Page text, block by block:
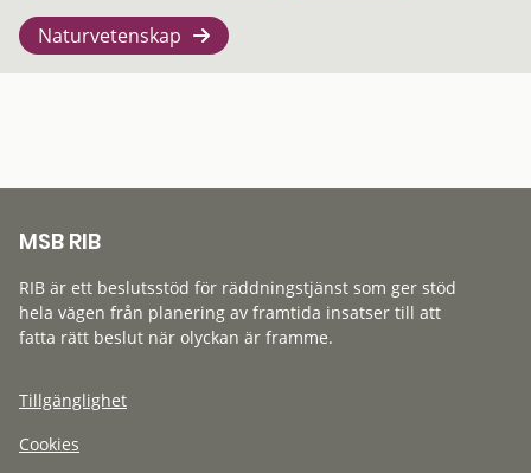
Naturvetenskap
MSB RIB
RIB är ett beslutsstöd för räddningstjänst som ger stöd
hela vägen från planering av framtida insatser till att
fatta rätt beslut när olyckan är framme.
Tillgänglighet
Cookies